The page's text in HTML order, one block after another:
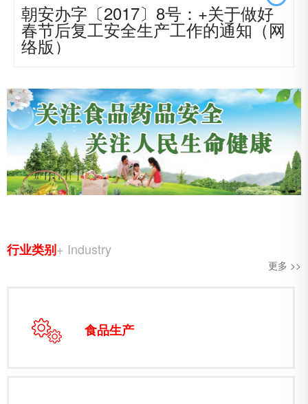
朝安办字〔2017〕8号：+关于做好
春节后复工安全生产工作的通知（网
络版）
行业类别+ Industry
更多 >>
食品生产